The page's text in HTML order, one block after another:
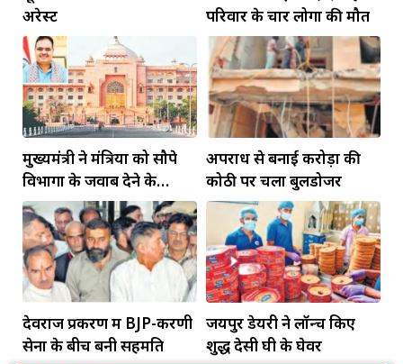
अरेस्ट
परिवार के चार लोगों की मौत
मुख्यमंत्री ने मंत्रियों को सौपे
विभागों के जवाब देने के
दायित्व
अपराध से बनाई करोड़ों की
कोठी पर चला बुलडोजर
देवराज प्रकरण में BJP-करणी
सेना के बीच बनी सहमति
जयपुर डेयरी ने लॉन्च किए
शुद्ध देसी घी के घेवर